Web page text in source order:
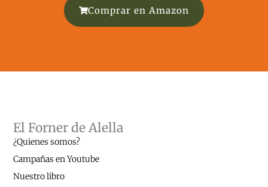
Comprar en Amazon
El Forner de Alella
¿Quienes somos?
Campañas en Youtube
Nuestro libro